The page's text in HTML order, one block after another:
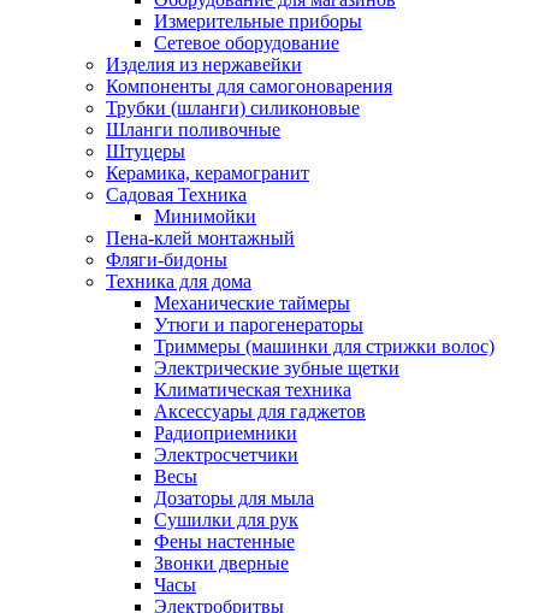
Измерительные приборы
Сетевое оборудование
Изделия из нержавейки
Компоненты для самогоноварения
Трубки (шланги) силиконовые
Шланги поливочные
Штуцеры
Керамика, керамогранит
Садовая Техника
Минимойки
Пена-клей монтажный
Фляги-бидоны
Техника для дома
Механические таймеры
Утюги и парогенераторы
Триммеры (машинки для стрижки волос)
Электрические зубные щетки
Климатическая техника
Аксессуары для гаджетов
Радиоприемники
Электросчетчики
Весы
Дозаторы для мыла
Сушилки для рук
Фены настенные
Звонки дверные
Часы
Электробритвы